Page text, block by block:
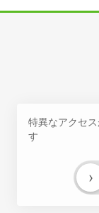
特異なアクセ
す
›